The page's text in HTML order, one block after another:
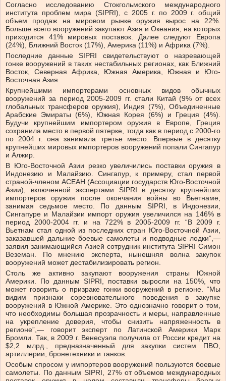
Согласно исследованию Стокгольмского международного
института проблем мира (SIPRI), с 2005 г. по 2009 г. общий
объем продаж на мировом рынке оружия вырос на 22%.
Больше всего вооружений закупают Азия и Океания, на которых
приходится 41% мировых поставок. Далее следуют Европа
(24%), Ближний Восток (17%), Америка (11%) и Африка (7%).
Последние данные SIPRI свидетельствуют о назревающей
гонке вооружений в таких нестабильных регионах, как Ближний
Восток, Северная Африка, Южная Америка, Южная и Юго-
Восточная Азия.
Крупнейшими импортерами основных видов обычных
вооружений за период 2005-2009 гг. стали Китай (9% от всех
глобальных трансферов оружия), Индия (7%), Объединенные
Арабские Эмираты (6%), Южная Корея (6%) и Греция (4%).
Будучи крупнейшим импортером оружия в Европе, Греция
сохранила место в первой пятерке, тогда как в период с 2000-го
по 2004 г. она занимала третье место. Впервые в десятку
крупнейших мировых импортеров вооружений попали Сингапур
и Алжир.
В Юго-Восточной Азии резко увеличились поставки оружия в
Индонезию и Малайзию. Сингапур, к примеру, стал первой
страной-членом АСЕАН (Ассоциации государств Юго-Восточной
Азии), включенной экспертами SIPRI в десятку крупнейших
импортеров оружия после окончания войны во Вьетнаме,
занимая седьмое место. По данным SIPRI, в Индонезии,
Сингапуре и Малайзии импорт оружия увеличился на 146% в
период 2000-2004 гг. и на 722% в 2005-2009 гг. “В 2009 г.
Вьетнам стал одной из последних стран Юго-Восточной Азии,
заказавшей дальние боевые самолеты и подводные лодки”,—
заявил занимающийся Азией сотрудник института SIPRI Симон
Веземан. По мнению эксперта, нынешняя волна закупок
вооружений может дестабилизировать регион.
Столь же активно закупают вооружения страны Южной
Америки. По данным SIPRI, поставки выросли на 150%, что
может говорить о призраке гонки вооружений в регионе. “Мы
видим признаки соревновательного поведения в закупке
вооружений в Южной Америке. Это однозначно говорит о том,
что необходимы большая прозрачность и меры, направленные
на укрепление доверия, чтобы снизить напряженность в
регионе”,— говорит эксперт по Латинской Америки Марк
Бромли. Так, в 2009 г. Венесуэла получила от России кредит на
$2,2 млрд., предназначенный для закупки систем ПВО,
артиллерии, бронетехники и танков.
Особым спросом у импортеров вооружений пользуются боевые
самолеты. По данным SIPRI, 27% от объемов международных